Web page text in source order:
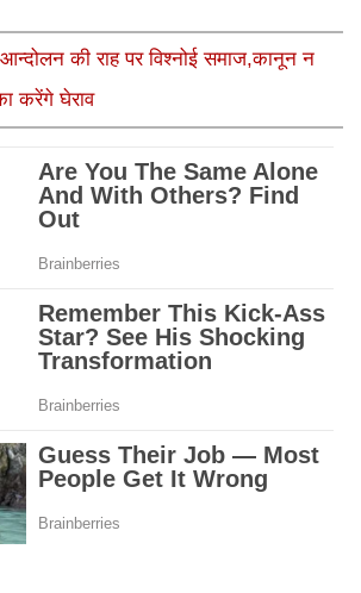
की राह पर विश्नोई समाज,कानून न
करेंगे घेराव